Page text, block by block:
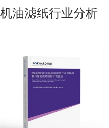
机油滤纸行业分析